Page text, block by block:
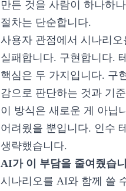
만든 것을 사람이 하나하
절차는 단순합니다.
사용자 관점에서 시나리
실패합니다. 구현합니다.
핵심은 두 가지입니다. 구
감으로 판단하는 것과 기
이 방식은 새로운 게 아닙
어려웠을 뿐입니다. 인수
생략했습니다.
AI가 이 부담을 줄여줬습
시나리오를 AI와 함께 쓸